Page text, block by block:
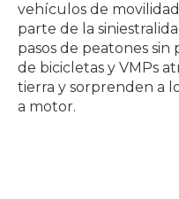
vehículos de
parte de la
pasos de peatones sin
de bicicletas y VMPs
tierra y sorprenden a
a motor.